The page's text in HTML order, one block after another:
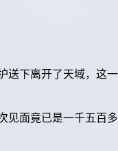
送下离开了天域，这一
见面竟已是一千五百多